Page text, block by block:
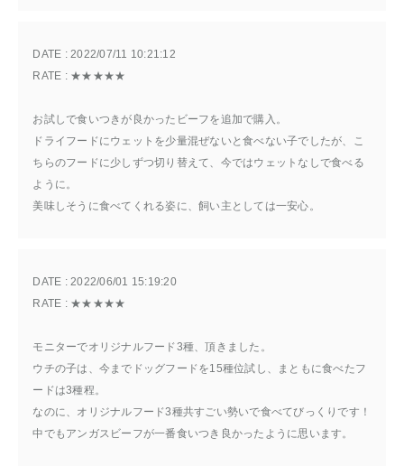
DATE : 2022/07/11 10:21:12
RATE : ★★★★★
お試しで食いつきが良かったビーフを追加で購入。
ドライフードにウェットを少量混ぜないと食べない子でしたが、こ
ちらのフードに少しずつ切り替えて、今ではウェットなしで食べる
ように。
美味しそうに食べてくれる姿に、飼い主としては一安心。
モニターでオリジナルフード3種、頂きました。
DATE : 2022/06/01 15:19:20
RATE : ★★★★★
ウチの子は、今までドッグフードを15種位試し、まともに食べたフ
ードは3種程。
なのに、オリジナルフード3種共すごい勢いで食べてびっくりです！
中でもアンガスビーフが一番食いつき良かったように思います。